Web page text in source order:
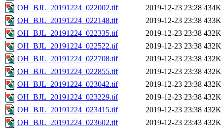
OH_BJL_20191224_022002.tif
2019-12-23 23:28 434K
OH_BJL_20191224_022148.tif
2019-12-23 23:38 433K
OH_BJL_20191224_022335.tif
2019-12-23 23:38 432K
OH_BJL_20191224_022522.tif
2019-12-23 23:38 432K
OH_BJL_20191224_022708.tif
2019-12-23 23:38 432K
OH_BJL_20191224_022855.tif
2019-12-23 23:38 432K
OH_BJL_20191224_023042.tif
2019-12-23 23:38 432K
OH_BJL_20191224_023229.tif
2019-12-23 23:38 432K
OH_BJL_20191224_023415.tif
2019-12-23 23:38 432K
OH_BJL_20191224_023602.tif
2019-12-23 23:43 432K